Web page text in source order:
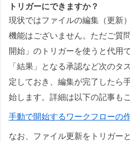
トリガーにできますか？
現状ではファイルの編集（更新
機能はございません。ただご質
開始」のトリガーを使うと代用
「結果」となる承認など次のタ
定しておき、編集が完了したら
始します。詳細は以下の記事も
手動で開始するワークフローの
なお、ファイル更新をトリガー